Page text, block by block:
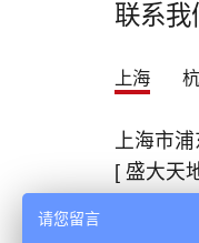
联系我
上海
上海市
[ 盛大天
请您留言